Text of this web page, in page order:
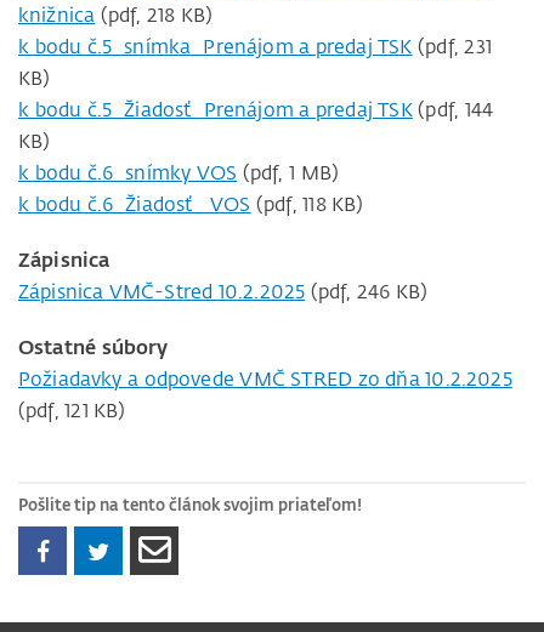
knižnica (pdf, 218 KB)
k bodu č.5_snímka_Prenájom a predaj TSK (pdf, 231
KB)
k bodu č.5_Žiadosť_Prenájom a predaj TSK(pdf, 144
KB)
k bodu č.6_snímky VOS (pdf, 1 MB)
k bodu č.6_Žiadosť_ VOS (pdf, 118 KB)
Zápisnica
Zápisnica VMČ-Stred 10.2.2025 (pdf, 246 KB)
Ostatné súbory
Požiadavky a odpovede VMČ STRED zo dňa 10.2.2025
(pdf, 121 KB)
Pošlite tip na tento článok svojim priateľom!